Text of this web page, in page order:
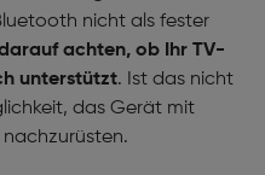
nicht als fester
achten, ob Ihr TV-
unterstützt. Ist das nicht
das Gerät mit